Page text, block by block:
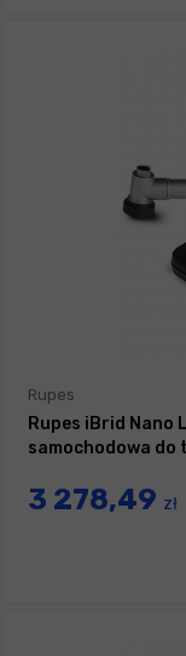
Rupes
Rupes iBrid Nano
samochodowa do
3 278,49 zł